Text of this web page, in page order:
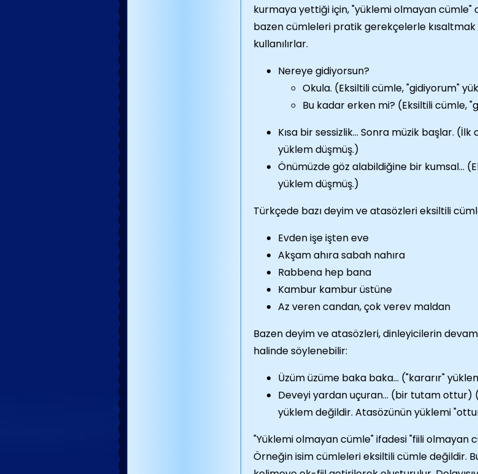
kurmaya yettiği için, "yüklemi olmayan cümle"
bazen cümleleri pratik gerekçelerle
kullanılırlar.
Nereye gidiyorsun?
Okula. (Eksiltili cümle, "gidiyorum"
Bu kadar erken mi? (Eksiltili cümle,
Kısa bir sessizlik... Sonra müzik başlar.
yüklem düşmüş.)
Önümüzde göz alabildiğine bir kumsal…
yüklem düşmüş.)
Türkçede bazı deyim ve atasözleri eksiltili
Evden işe işten eve
Akşam ahıra sabah nahıra
Rabbena hep bana
Kambur kambur üstüne
Az veren candan, çok verev maldan
Bazen deyim ve atasözleri, dinleyicilerin
halinde söylenebilir:
Üzüm üzüme baka baka... ("kararır"
Deveyi yardan uçuran... (bir tutam ottur)
yüklem değildir. Atasözünün yüklemi
"Yüklemi olmayan cümle" ifadesi "fiili olmayan
Örneğin isim cümleleri eksiltili cümle değildir.